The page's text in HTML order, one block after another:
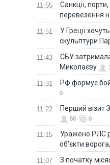
11:55
Санкції,
перевезення
11:51
У Греції
скульптури
11:43
СБУ
Миколаєву
11:31 РФ формує
0
11:22 Перший візит
56 0
11:15
Уражено РЛС
об'єкти
11:07
З початку